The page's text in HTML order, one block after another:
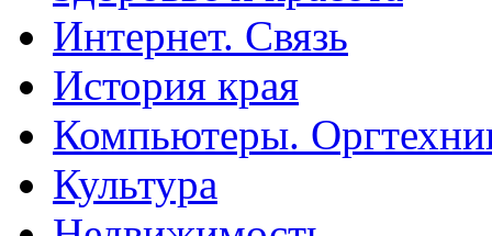
Интернет. Связь
История края
Компьютеры.
Культура